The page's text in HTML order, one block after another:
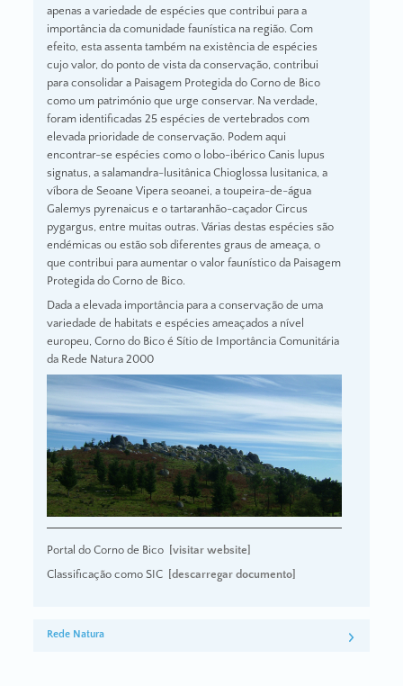
apenas a variedade de espécies que contribui para a
importância da comunidade faunística na região. Com
efeito, esta assenta também na existência de espécies
cujo valor, do ponto de vista da conservação, contribui
para consolidar a Paisagem Protegida do Corno de Bico
como um património que urge conservar. Na verdade,
foram identificadas 25 espécies de vertebrados com
elevada prioridade de conservação. Podem aqui
encontrar-se espécies como o lobo-ibérico Canis lupus
signatus, a salamandra-lusitânica Chioglossa lusitanica, a
víbora de Seoane Vipera seoanei, a toupeira-de-água
Galemys pyrenaicus e o tartaranhão-caçador Circus
pygargus, entre muitas outras. Várias destas espécies são
endémicas ou estão sob diferentes graus de ameaça, o
que contribui para aumentar o valor faunístico da Paisagem
Protegida do Corno de Bico.
Dada a elevada importância para a conservação de uma
variedade de habitats e espécies ameaçados a nível
europeu, Corno do Bico é Sítio de Importância Comunitária
da Rede Natura 2000
Portal do Corno de Bico [visitar website]
Classificação como SIC [descarregar documento]
Rede Natura